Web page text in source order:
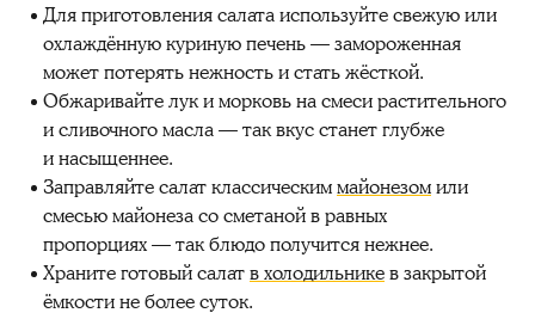
Для приготовления салата используйте свежую или
охлаждённую куриную печень — замороженная
может потерять нежность и стать жёсткой.
Обжаривайте лук и морковь на смеси растительного
и сливочного масла — так вкус станет глубже
и насыщеннее.
Заправляйте салат классическиммайонезомили
смесью майонеза со сметаной в равных
пропорциях — так блюдо получится нежнее.
Храните готовый салатв холодильникев закрытой
ёмкости не более суток.